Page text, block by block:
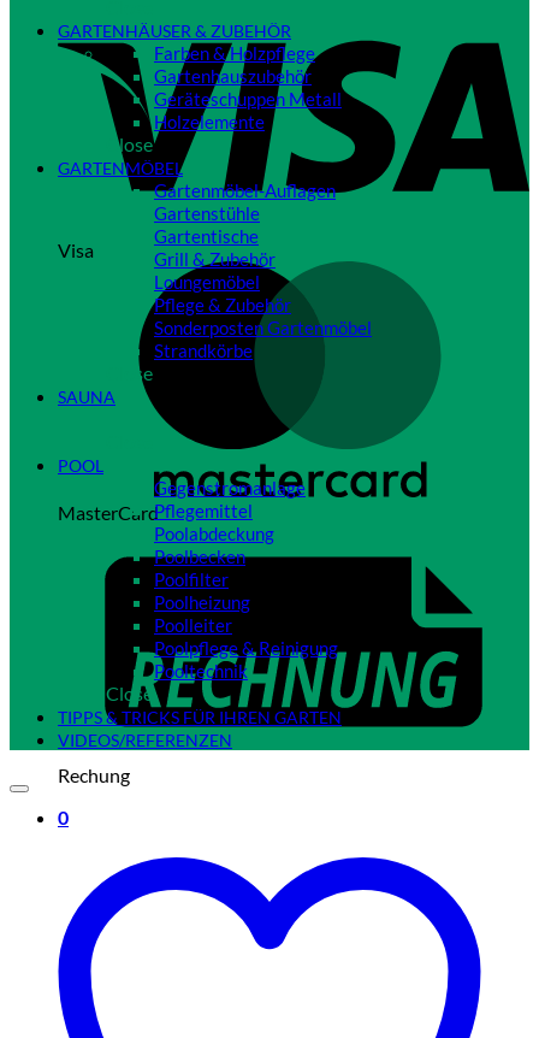
Visa
MasterCard
Rechung
0
GARTENHÄUSER & ZUBEHÖR
Farben & Holzpflege
Gartenhauszubehör
Geräteschuppen Metall
Holzelemente
Close
GARTENMÖBEL
Gartenmöbel-Auflagen
Gartenstühle
Gartentische
Grill & Zubehör
Loungemöbel
Pflege & Zubehör
Sonderposten Gartenmöbel
Strandkörbe
Close
SAUNA
POOL
Gegenstromanlage
Pflegemittel
Poolabdeckung
Poolbecken
Poolfilter
Poolheizung
Poolleiter
Poolpflege & Reinigung
Pooltechnik
Close
TIPPS & TRICKS FÜR IHREN GARTEN
VIDEOS/REFERENZEN